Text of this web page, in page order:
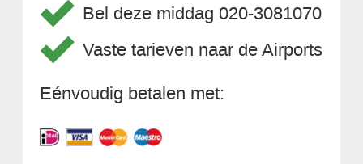
Bel deze middag 020-3081070
Vaste tarieven naar de Airports
Eénvoudig betalen met: